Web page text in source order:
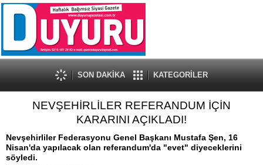
SON DAKİKA KATEGORİLER
NEVŞEHİRLİLER REFERANDUM İÇİN
KARARINI AÇIKLADI!
Nevşehirliler Federasyonu Genel Başkanı Mustafa Şen, 16
Nisan'da yapılacak olan referandum'da "evet" diyeceklerini
söyledi.